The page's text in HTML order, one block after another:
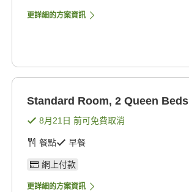
更詳細的方案資訊
Standard Room, 2 Queen Beds
8月21日 前可免費取消
餐點 早餐
網上付款
更詳細的方案資訊